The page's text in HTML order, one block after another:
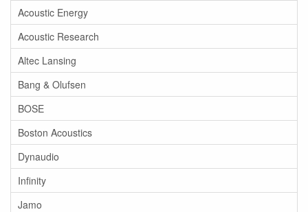
Acoustic Energy
Acoustic Research
Altec Lansing
Bang & Olufsen
BOSE
Boston Acoustics
Dynaudio
Infinity
Jamo